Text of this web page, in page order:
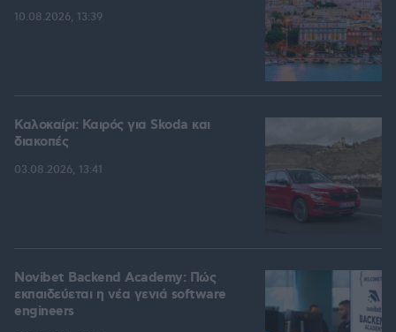
10.08.2026, 13:39
Καλοκαίρι: Καιρός για Skoda και
διακοπές
03.08.2026, 13:41
Novibet Backend Academy: Πώς
εκπαιδεύεται η νέα γενιά software
engineers